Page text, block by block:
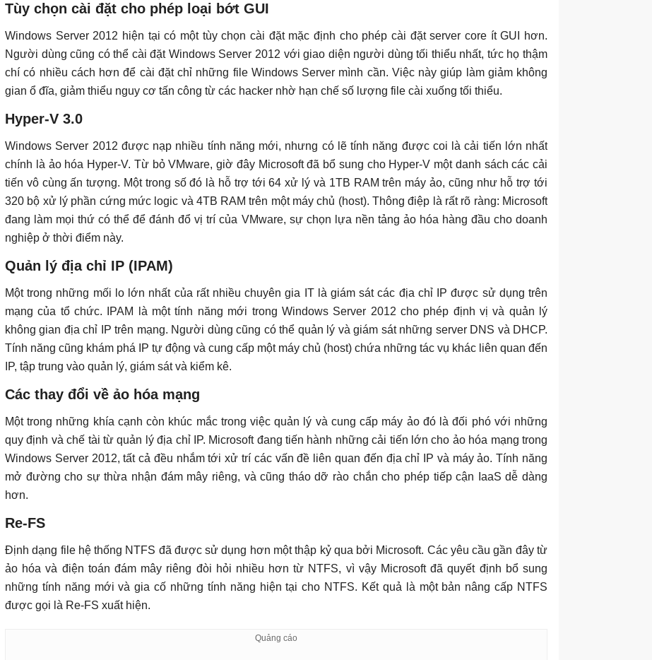
Tùy chọn cài đặt cho phép loại bớt GUI
Windows Server 2012 hiện tại có một tùy chọn cài đặt mặc định cho phép cài đặt server core ít GUI hơn.
Người dùng cũng có thể cài đặt Windows Server 2012 với giao diện người dùng tối thiểu nhất, tức họ thậm
chí có nhiều cách hơn để cài đặt chỉ những file Windows Server mình cần. Việc này giúp làm giảm không
gian ổ đĩa, giảm thiểu nguy cơ tấn công từ các hacker nhờ hạn chế số lượng file cài xuống tối thiểu.
Hyper-V 3.0
Windows Server 2012 được nạp nhiều tính năng mới, nhưng có lẽ tính năng được coi là cải tiến lớn nhất
chính là ảo hóa Hyper-V. Từ bỏ VMware, giờ đây Microsoft đã bổ sung cho Hyper-V một danh sách các cải
tiến vô cùng ấn tượng. Một trong số đó là hỗ trợ tới 64 xử lý và 1TB RAM trên máy ảo, cũng như hỗ trợ tới
320 bộ xử lý phần cứng mức logic và 4TB RAM trên một máy chủ (host). Thông điệp là rất rõ ràng: Microsoft
đang làm mọi thứ có thể để đánh đổ vị trí của VMware, sự chọn lựa nền tảng ảo hóa hàng đầu cho doanh
nghiệp ở thời điểm này.
Quản lý địa chỉ IP (IPAM)
Một trong những mối lo lớn nhất của rất nhiều chuyên gia IT là giám sát các địa chỉ IP được sử dụng trên
mạng của tổ chức. IPAM là một tính năng mới trong Windows Server 2012 cho phép định vị và quản lý
không gian địa chỉ IP trên mạng. Người dùng cũng có thể quản lý và giám sát những server DNS và DHCP.
Tính năng cũng khám phá IP tự động và cung cấp một máy chủ (host) chứa những tác vụ khác liên quan đến
IP, tập trung vào quản lý, giám sát và kiểm kê.
Các thay đổi về ảo hóa mạng
Một trong những khía cạnh còn khúc mắc trong việc quản lý và cung cấp máy ảo đó là đối phó với những
quy định và chế tài từ quản lý địa chỉ IP. Microsoft đang tiến hành những cải tiến lớn cho ảo hóa mạng trong
Windows Server 2012, tất cả đều nhắm tới xử trí các vấn đề liên quan đến địa chỉ IP và máy ảo. Tính năng
mở đường cho sự thừa nhận đám mây riêng, và cũng tháo dỡ rào chắn cho phép tiếp cận IaaS dễ dàng
hơn.
Re-FS
Định dạng file hệ thống NTFS đã được sử dụng hơn một thập kỷ qua bởi Microsoft. Các yêu cầu gần đây từ
ảo hóa và điện toán đám mây riêng đòi hỏi nhiều hơn từ NTFS, vì vậy Microsoft đã quyết định bổ sung
những tính năng mới và gia cố những tính năng hiện tại cho NTFS. Kết quả là một bản nâng cấp NTFS
được gọi là Re-FS xuất hiện.